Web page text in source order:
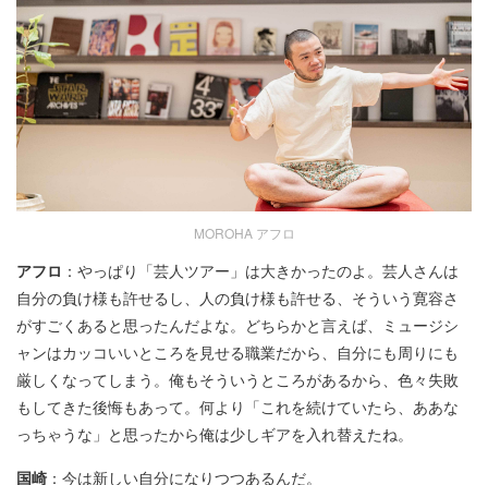
MOROHA アフロ
アフロ ：やっぱり「芸人ツアー」は大きかったのよ。芸人さんは
自分の負け様も許せるし、人の負け様も許せる、そういう寛容さ
がすごくあると思ったんだよな。どちらかと言えば、ミュージシ
ャンはカッコいいところを見せる職業だから、自分にも周りにも
厳しくなってしまう。俺もそういうところがあるから、色々失敗
もしてきた後悔もあって。何より「これを続けていたら、ああな
っちゃうな」と思ったから俺は少しギアを入れ替えたね。
国崎 ：今は新しい自分になりつつあるんだ。